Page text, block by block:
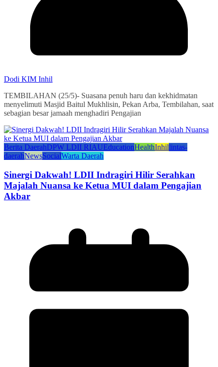
Dodi KIM Inhil
TEMBILAHAN (25/5)- Suasana penuh haru dan kekhidmatan
menyelimuti Masjid Baitul Mukhlisin, Pekan Arba, Tembilahan, saat
sebagian besar jamaah menghadiri Pengajian
Berita DaerahDPW LDII RIAUEducationHealthInhillintas-
daerahNewsSocialWarta Daerah
Sinergi Dakwah! LDII Indragiri Hilir Serahkan
Majalah Nuansa ke Ketua MUI dalam Pengajian
Akbar